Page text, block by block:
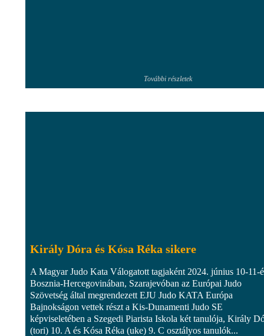
További részletek
Király Dóra és Kósa Réka sikere
A Magyar Judo Kata Válogatott tagjaként 2024. június 10-11-
Bosznia-Hercegovinában, Szarajevóban az Európai Judo
Szövetség által megrendezett EJU Judo KATA Európa
Bajnokságon vettek részt a Kis-Dunamenti Judo SE
képviseletében a Szegedi Piarista Iskola két tanulója, Király
(tori) 10. A és Kósa Réka (uke) 9. C osztályos tanulók...